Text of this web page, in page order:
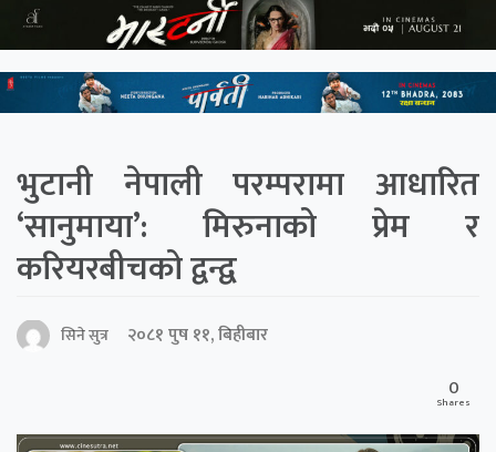
भुटानी नेपाली परम्परामा आधारित
‘सानुमाया’: मिरुनाको प्रेम र
करियरबीचको द्वन्द्व
सिने सुत्र
२०८१ पुष ११, बिहीबार
0
Shares